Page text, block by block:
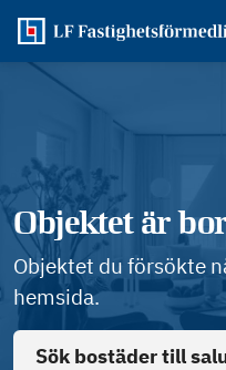
Objektet är
Objektet du försökte
hemsida.
Sök bostäder till